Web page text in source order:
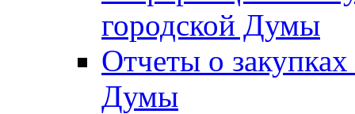
городской Думы
Отчеты о
Думы